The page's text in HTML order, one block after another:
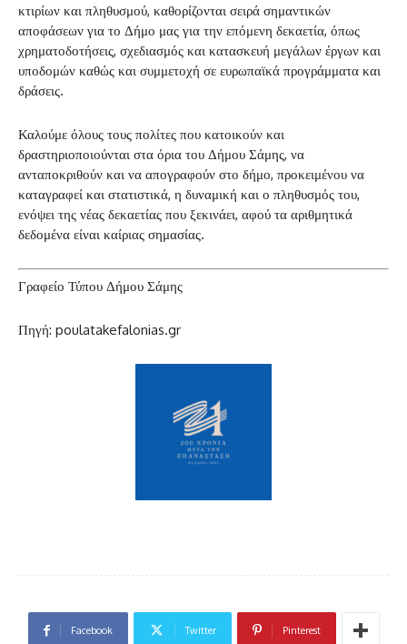
κτιρίων και πληθυσμού, καθορίζονται σειρά σημαντικών
αποφάσεων για το Δήμο μας για την επόμενη δεκαετία, όπως
χρηματοδοτήσεις, σχεδιασμός και κατασκευή μεγάλων έργων και
υποδομών καθώς και συμμετοχή σε ευρωπαϊκά προγράμματα και
δράσεις.
Καλούμε όλους τους πολίτες που κατοικούν και
δραστηριοποιούνται στα όρια του Δήμου Σάμης, να
ανταποκριθούν και να απογραφούν στο δήμο, προκειμένου να
καταγραφεί και στατιστικά, η δυναμική και ο πληθυσμός του,
ενόψει της νέας δεκαετίας που ξεκινάει, αφού τα αριθμητικά
δεδομένα είναι καίριας σημασίας.
Γραφείο Τύπου Δήμου Σάμης
Πηγή: poulatakefalonias.gr
Facebook Twitter Pinterest